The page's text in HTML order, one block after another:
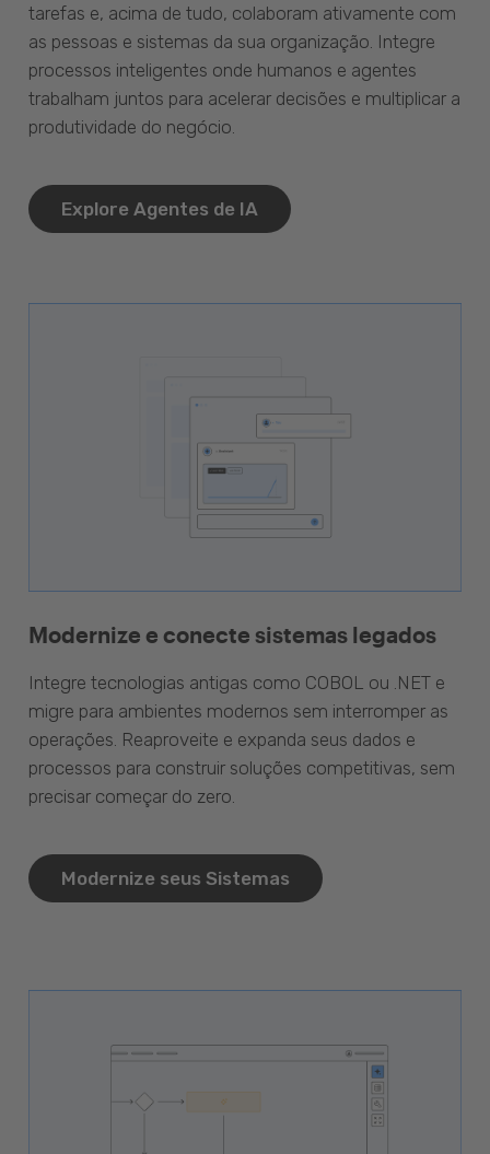
tarefas e, acima de tudo, colaboram ativamente com
as pessoas e sistemas da sua organização. Integre
processos inteligentes onde humanos e agentes
trabalham juntos para acelerar decisões e multiplicar a
produtividade do negócio.
Explore Agentes de IA
Modernize e conecte sistemas legados
Integre tecnologias antigas como COBOL ou .NET e
migre para ambientes modernos sem interromper as
operações. Reaproveite e expanda seus dados e
processos para construir soluções competitivas, sem
precisar começar do zero.
Modernize seus Sistemas